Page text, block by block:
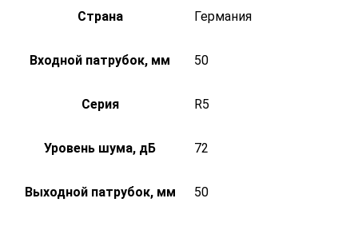
Страна Германия
Входной патрубок, мм 50
Серия R5
Уровень шума, дБ 72
Выходной патрубок, мм 50